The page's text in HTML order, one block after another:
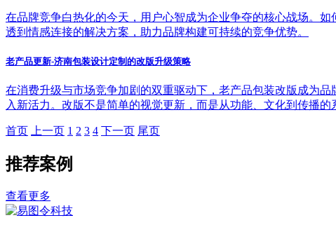
在品牌竞争白热化的今天，用户心智成为企业争夺的核心战场。
透到情感连接的解决方案，助力品牌构建可持续的竞争优势。
老产品更新-济南包装设计定制的改版升级策略
在消费升级与市场竞争加剧的双重驱动下，老产品包装改版成为
入新活力。改版不是简单的视觉更新，而是从功能、文化到传播的
首页 上一页 1 2 3 4 下一页 尾页
推荐案例
查看更多